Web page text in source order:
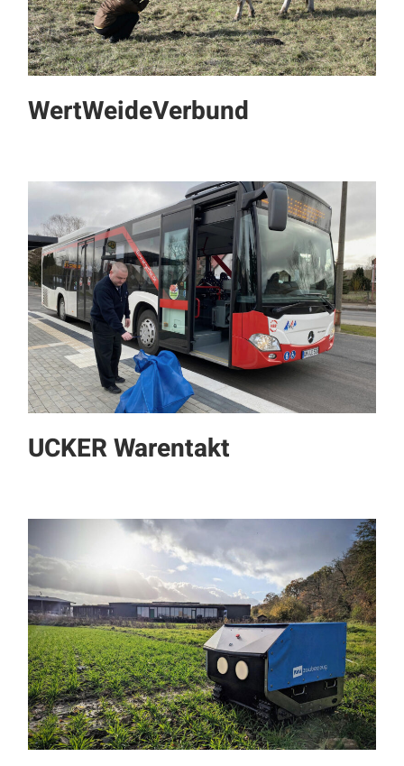
WertWeideVerbund
UCKER Warentakt